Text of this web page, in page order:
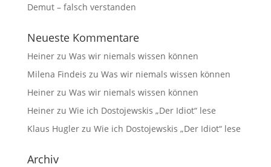
Demut – falsch verstanden
Neueste Kommentare
Heinerzu Was wir niemals wissen können
Milena Findeis zu Was wir niemals wissen können
Heinerzu Was wir niemals wissen können
Heinerzu Wie ich Dostojewskis „Der Idiot“ lese
Klaus Huglerzu Wie ich Dostojewskis „Der Idiot“ lese
Archiv